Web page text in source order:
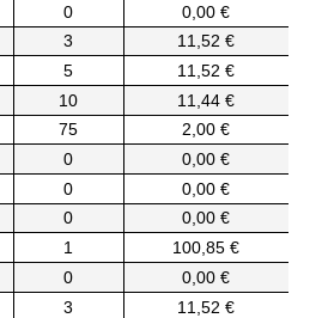
0
0,00 €
3
11,52 €
5
11,52 €
10
11,44 €
75
2,00 €
0
0,00 €
0
0,00 €
0
0,00 €
1
100,85 €
0
0,00 €
3
11,52 €